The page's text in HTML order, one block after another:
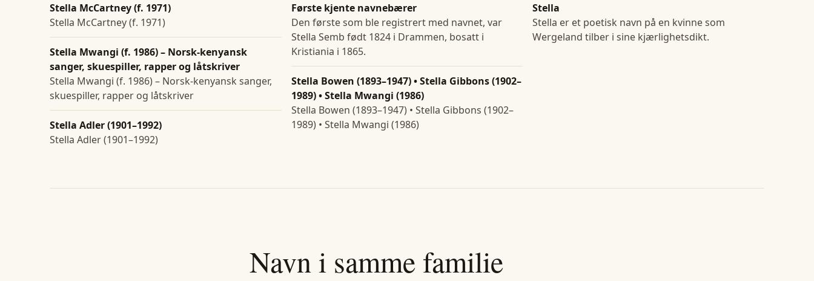
Stella McCartney (f. 1971)
Stella McCartney (f. 1971)
Stella Mwangi (f. 1986) – Norsk-kenyansk
sanger, skuespiller, rapper og låtskriver
Stella Mwangi (f. 1986) – Norsk-kenyansk sanger,
skuespiller, rapper og låtskriver
Stella Adler (1901–1992)
Stella Adler (1901–1992)
Første kjente navnebærer
Den første som ble registrert med navnet, var
Stella Semb født 1824 i Drammen, bosatt i
Kristiania i 1865.
Stella Bowen (1893–1947) • Stella Gibbons (1902–
1989) • Stella Mwangi (1986)
Stella Bowen (1893–1947) • Stella Gibbons (1902–
1989) • Stella Mwangi (1986)
Stella
Stella er et poetisk navn på en kvinne som
Wergeland tilber i sine kjærlighetsdikt.
Navn i samme familie